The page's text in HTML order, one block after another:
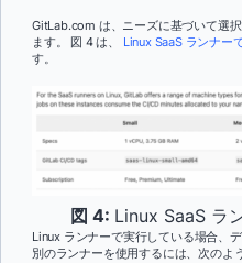
GitLab.com は、ニーズに基づいて選
ます。 図 4 は、 Linux SaaS ランナー
す。
図 4: Linux SaaS ラ
Linux ランナーで実行している場合、
別のランナーを使用するには、次のよ